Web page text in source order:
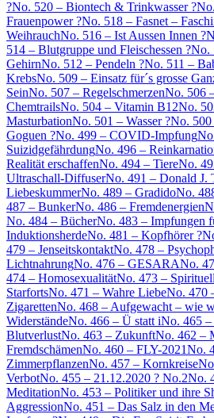
?No. 520 – Biontech & Trinkwasser ?
Frauenpower ?No. 518 – Fasnet –
WeihrauchNo. 516 – Ist Aussen Innen ?
514 – Blutgruppe und Fleischessen ?No.
GehirnNo. 512 – Pendeln ?No. 511 –
KrebsNo. 509 – Einsatz für´s grosse
SeinNo. 507 – RegelschmerzenNo. 506
ChemtrailsNo. 504 – Vitamin B12No.
MasturbationNo. 501 – Wasser ?No.
Goguen ?No. 499 – COVID-Impfung
SuizidgefährdungNo. 496 –
Realität erschaffenNo. 494 – TiereNo.
Ultraschall-DiffuserNo. 491 – Donald J.
LiebeskummerNo. 489 – GradidoNo.
487 – BunkerNo. 486 – Fremdenergien
No. 484 – BücherNo. 483 – Impfungen
InduktionsherdeNo. 481 – Kopfhörer ?
479 – JenseitskontaktNo. 478 –
LichtnahrungNo. 476 – GESARANo.
474 – HomosexualitätNo. 473 –
StarfortsNo. 471 – Wahre LiebeNo. 470
ZigarettenNo. 468 – Aufgewacht – wie
WiderständeNo. 466 – Ü statt iNo. 465 –
BlutverlustNo. 463 – ZukunftNo. 462 –
FremdschämenNo. 460 – FLY-2021No.
ZimmerpflanzenNo. 457 – Kornkreise
VerbotNo. 455 – 21.12.2020 ? No.2No.
MeditationNo. 453 – Politiker und ihre
AggressionNo. 451 – Das Salz in den